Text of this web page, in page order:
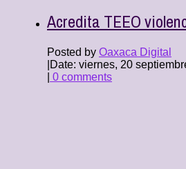
Acredita TEEO
Posted by Oaxaca Digital
Date: viernes, 20
0 comments